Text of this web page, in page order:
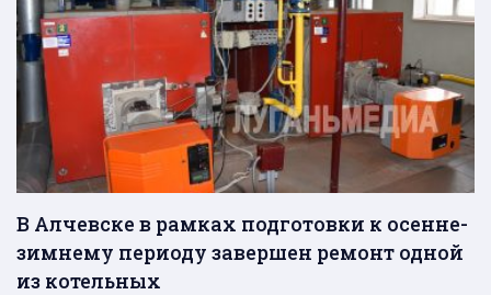
В Алчевске в рамках подготовки к осенне-
зимнему периоду завершен ремонт одной
из котельных